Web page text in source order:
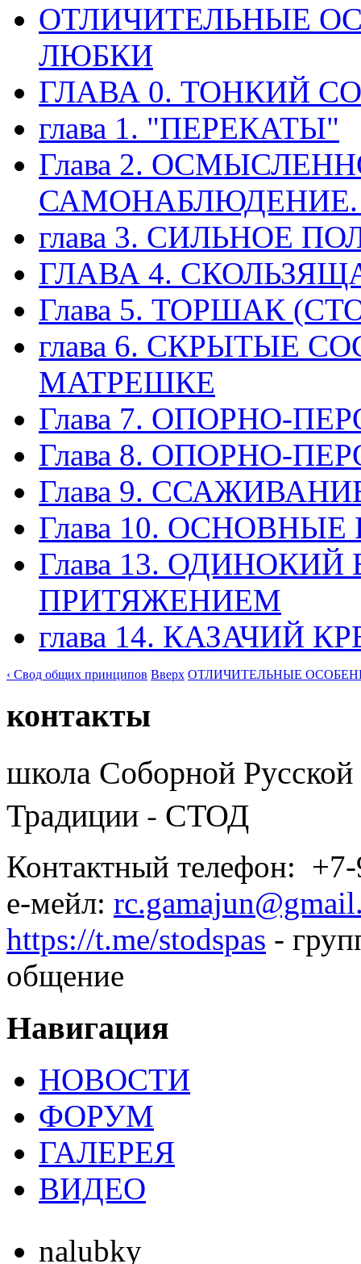
ОТЛИЧИТЕЛЬНЫЕ
ЛЮБКИ
ГЛАВА 0. ТОНКИЙ
глава 1. "ПЕРЕКАТЫ"
Глава 2.
глава 3. СИЛЬНОЕ
ГЛАВА 4.
Глава 5. ТОРШАК
глава 6. СКРЫТЫЕ
МАТРЕШКЕ
Глава 7. ОПОРНО-
Глава 8. ОПОРНО-
Глава 9.
Глава 10.
Глава 13.
ПРИТЯЖЕНИЕМ
глава 14. КАЗАЧИЙ
‹ Свод общих принципов Вверх ОТЛИЧИТЕЛЬНЫЕ
контакты
школа Соборной
Традиции - СТОД
Контактный телефон:
е-мейл:
https://t.me/stodspas -
общение
Навигация
НОВОСТИ
ФОРУМ
ГАЛЕРЕЯ
ВИДЕО
nalubky